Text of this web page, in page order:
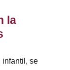
la
infantil, se